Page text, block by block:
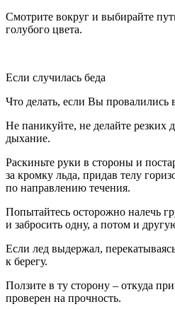
Смотрите вокруг и выбирайте
голубого цвета.
Если случилась беда
Что делать, если Вы провалились
Не паникуйте, не делайте резких
дыхание.
Раскиньте руки в стороны и
за кромку льда, придав телу
по направлению течения.
Попытайтесь осторожно налечь
и забросить одну, а потом и
Если лед выдержал,
к берегу.
Ползите в ту сторону – откуда
проверен на прочность.